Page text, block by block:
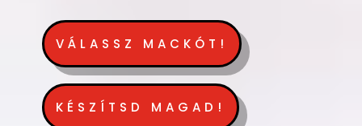
VÁLASSZ MACKÓT!
KÉSZÍTSD MAGAD!